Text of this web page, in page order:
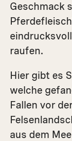
Geschmack
raufen.
Hier gibt es
welche
Fallen vor
aus dem